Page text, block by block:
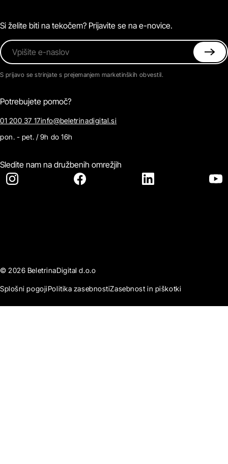
Kontaktirajte nas
Si želite biti na tekočem? Prijavite se na e-novice.
Vpišite e-naslov
S prijavo se strinjate s prejemanjem marketinških obvestil.
Potrebujete pomoč?
01 200 37 17info@beletrinadigital.si
pon. - pet. / 9h do 16h
Sledite nam na družbenih omrežjih
© 2026 BeletrinaDigital d.o.o
Splošni pogojiPolitika zasebnostiZasebnost in piškotki